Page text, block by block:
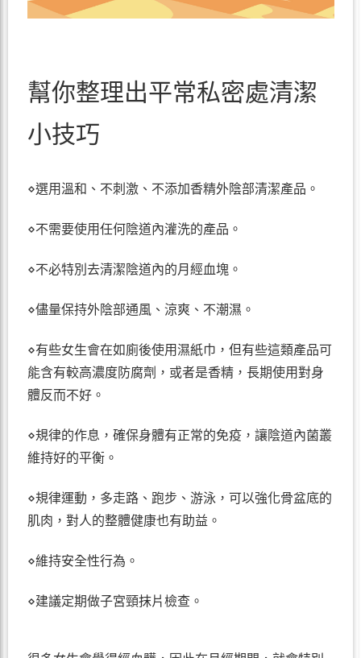
幫你整理出平常私密處清潔
小技巧
⋄選用溫和、不刺激、不添加香精外陰部清潔產品。
⋄不需要使用任何陰道內灌洗的產品。
⋄不必特別去清潔陰道內的月經血塊。
⋄儘量保持外陰部通風、涼爽、不潮濕。
⋄有些女生會在如廁後使用濕紙巾，但有些這類產品可
能含有較高濃度防腐劑，或者是香精，長期使用對身
體反而不好。
⋄規律的作息，確保身體有正常的免疫，讓陰道內菌叢
維持好的平衡。
⋄規律運動，多走路、跑步、游泳，可以強化骨盆底的
肌肉，對人的整體健康也有助益。
⋄維持安全性行為。
⋄建議定期做子宮頸抹片檢查。